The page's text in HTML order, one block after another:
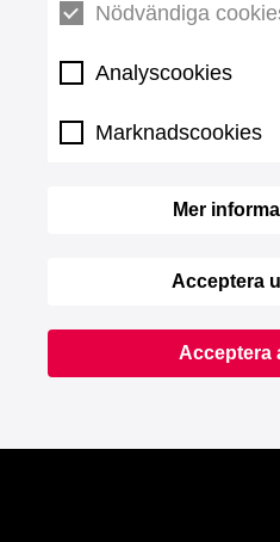
Nödvändiga
Analyscookies
Marknadscookies
Mer
Acceptera
Acceptera